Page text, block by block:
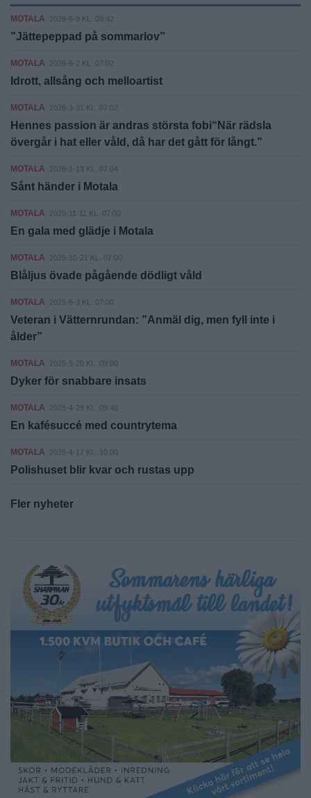
MOTALA 2026-6-9 KL. 09:42
”Jättepeppad på sommarlov”
MOTALA 2026-6-2 KL. 07:02
Idrott, allsång och melloartist
MOTALA 2026-3-31 KL. 07:02
Hennes passion är andras största fobi“När rädsla
övergår i hat eller våld, då har det gått för långt.”
MOTALA 2026-1-13 KL. 07:04
Sånt händer i Motala
MOTALA 2025-11-11 KL. 07:00
En gala med glädje i Motala
MOTALA 2025-10-21 KL. 07:00
Blåljus övade pågående dödligt våld
MOTALA 2025-6-3 KL. 07:00
Veteran i Vätternrundan: ”Anmäl dig, men fyll inte i
ålder”
MOTALA 2025-5-20 KL. 09:00
Dyker för snabbare insats
MOTALA 2025-4-29 KL. 09:40
En kafésuccé med countrytema
MOTALA 2025-4-17 KL. 10:00
Polishuset blir kvar och rustas upp
Fler nyheter